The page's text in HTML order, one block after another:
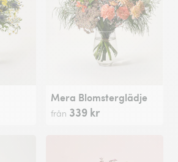
Mera Blomsterglädje
från 339 kr